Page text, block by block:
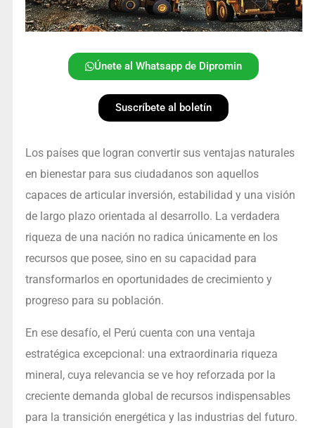
Únete al Whatsapp de Dipromin
Suscríbete al boletín
Los países que logran convertir sus ventajas naturales
en bienestar para sus ciudadanos son aquellos
capaces de articular inversión, estabilidad y una visión
de largo plazo orientada al desarrollo. La verdadera
riqueza de una nación no radica únicamente en los
recursos que posee, sino en su capacidad para
transformarlos en oportunidades de crecimiento y
progreso para su población.
En ese desafío, el Perú cuenta con una ventaja
estratégica excepcional: una extraordinaria riqueza
mineral, cuya relevancia se ve hoy reforzada por la
creciente demanda global de recursos indispensables
para la transición energética y las industrias del futuro.